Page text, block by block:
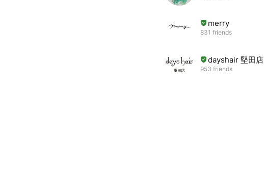
merry
831 friends
dayshair 堅田店
953 friends